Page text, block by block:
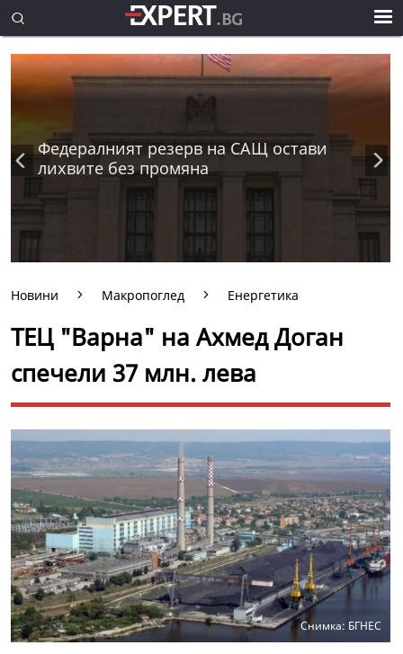
Федералният резерв на САЩ остави
лихвите без промяна
Новини Макропоглед Енергетика
ТЕЦ "Варна" на Ахмед Доган
спечели 37 млн. лева
Снимка: БГНЕС